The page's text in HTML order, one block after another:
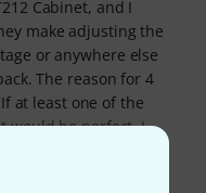
Cabinet, and I
make adjusting the
or anywhere else
The reason for 4
at least one of the
would be perfect. I